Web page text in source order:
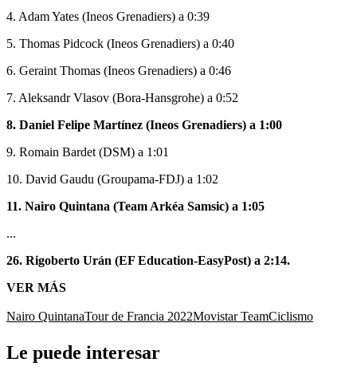
4. Adam Yates (Ineos Grenadiers) a 0:39
5. Thomas Pidcock (Ineos Grenadiers) a 0:40
6. Geraint Thomas (Ineos Grenadiers) a 0:46
7. Aleksandr Vlasov (Bora-Hansgrohe) a 0:52
8. Daniel Felipe Martínez (Ineos Grenadiers) a 1:00
9. Romain Bardet (DSM) a 1:01
10. David Gaudu (Groupama-FDJ) a 1:02
11. Nairo Quintana (Team Arkéa Samsic) a 1:05
...
26. Rigoberto Urán (EF Education-EasyPost) a 2:14.
VER MÁS
Nairo QuintanaTour de Francia 2022Movistar TeamCiclismo
Le puede interesar